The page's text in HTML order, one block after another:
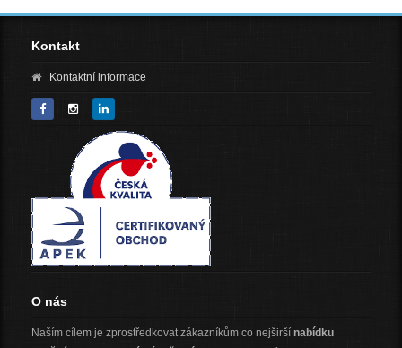
Kontakt
Kontaktní informace
O nás
Naším cílem je zprostředkovat zákazníkům co nejširší nabídku